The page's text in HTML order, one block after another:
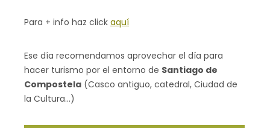
Para + info haz click aquí
Ese día recomendamos aprovechar el día para
hacer turismo por el entorno de Santiago de
Compostela (Casco antiguo, catedral, Ciudad de
la Cultura…)